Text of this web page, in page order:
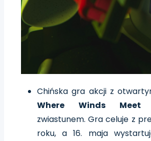
Chińska gra akcji z
Where Winds Meet
zwiastunem. Gra celuje z
roku, a 16. maja